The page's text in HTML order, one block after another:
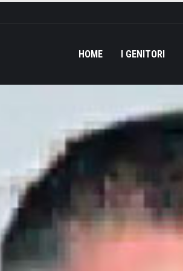
HOME I GENITORI